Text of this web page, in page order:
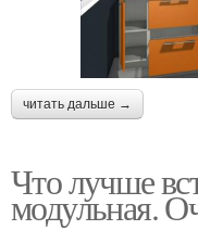
читать дальше →
Что лучше
модульная.